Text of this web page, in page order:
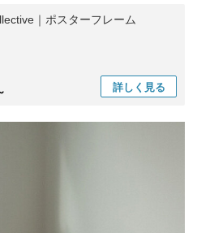
｜ポスターフレーム
詳しく 見る